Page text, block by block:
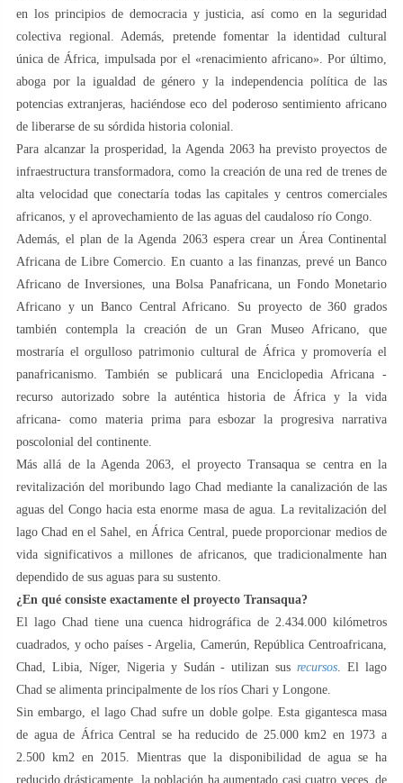
en los principios de democracia y justicia, así como en la seguridad
colectiva regional. Además, pretende fomentar la identidad cultural
única de África, impulsada por el «renacimiento africano». Por último,
aboga por la igualdad de género y la independencia política de las
potencias extranjeras, haciéndose eco del poderoso sentimiento africano
de liberarse de su sórdida historia colonial.
Para alcanzar la prosperidad, la Agenda 2063 ha previsto proyectos de
infraestructura transformadora, como la creación de una red de trenes de
alta velocidad que conectaría todas las capitales y centros comerciales
africanos, y el aprovechamiento de las aguas del caudaloso río Congo.
Además, el plan de la Agenda 2063 espera crear un Área Continental
Africana de Libre Comercio. En cuanto a las finanzas, prevé un Banco
Africano de Inversiones, una Bolsa Panafricana, un Fondo Monetario
Africano y un Banco Central Africano. Su proyecto de 360 grados
también contempla la creación de un Gran Museo Africano, que
mostraría el orgulloso patrimonio cultural de África y promovería el
panafricanismo. También se publicará una Enciclopedia Africana -
recurso autorizado sobre la auténtica historia de África y la vida
africana- como materia prima para esbozar la progresiva narrativa
poscolonial del continente.
Más allá de la Agenda 2063, el proyecto Transaqua se centra en la
revitalización del moribundo lago Chad mediante la canalización de las
aguas del Congo hacia esta enorme masa de agua. La revitalización del
lago Chad en el Sahel, en África Central, puede proporcionar medios de
vida significativos a millones de africanos, que tradicionalmente han
dependido de sus aguas para su sustento.
¿En qué consiste exactamente el proyecto Transaqua?
El lago Chad tiene una cuenca hidrográfica de 2.434.000 kilómetros
cuadrados, y ocho países - Argelia, Camerún, República Centroafricana,
Chad, Libia, Níger, Nigeria y Sudán - utilizan susrecursos . El lago
Chad se alimenta principalmente de los ríos Chari y Longone.
Sin embargo, el lago Chad sufre un doble golpe. Esta gigantesca masa
de agua de África Central se ha reducido de 25.000 km2 en 1973 a
2.500 km2 en 2015. Mientras que la disponibilidad de agua se ha
reducido drásticamente, la población ha aumentado casi cuatro veces, de